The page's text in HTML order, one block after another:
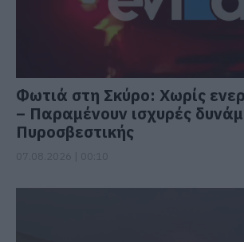
Φωτιά στη Σκύρο: Χωρίς
– Παραμένουν ισχυρές
Πυροσβεστικής